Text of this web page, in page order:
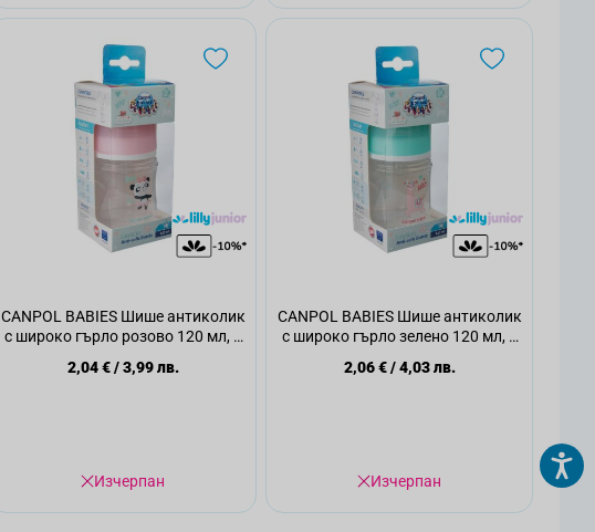
CANPOL BABIES Шише антиколик
с широко гърло розово 120 мл, 1
2,04 €/3,99 лв.
Изчерпан
CANPOL BABIES Шише антиколик
с широко гърло зелено 120 мл, 1
2,06 €/4,03 лв.
Изчерпан